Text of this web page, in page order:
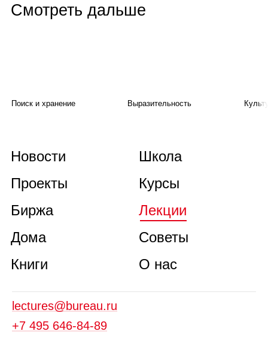
Смотреть дальше
Поиск и хранение Выразительность
Новости
Проекты
Биржа
Дома
Книги
Школа
Курсы
Лекции
Советы
О нас
lectures@bureau.ru
+7 495 646‑84‑89